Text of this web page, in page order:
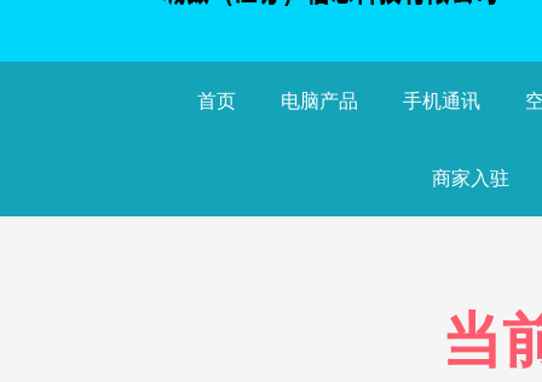
首页 电脑产品 手机通讯
商家入驻
当